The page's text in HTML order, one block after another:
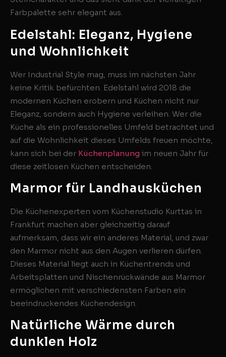
Farbpalette sehr elegant aus.
Edelstahl: Eleganz, Hygiene
und Wohnlichkeit
Wer Industrial Style mag, muss im nächsten Jahr
keine Kritik befürchten. Edelstahl wird 2018 die
modernen Küchen erobern und Küchen nicht nur
Eleganz, sondern auch Hygiene verleihen. Wer die
Küche als ein professionelles Umfeld betrachtet und
auf die Wohnlichkeit dieses Umfelds freuen möchte,
kann sich bei der Küchenplanung im neuen Jahr für
diese zeitlosen Küchen entscheiden.
Marmor für Landhausküchen
Die Küchenexperten vom Küchenstudio Kurttas in
Frankfurt machen aber gleichzeitig darauf
aufmerksam, dass wir ein anderes Material, und zwar
den Marmor nicht aus den Augen verlieren dürfen.
Dieses Material liegt auch in Küchentrends und
Arbeitsplatten und Nischenrückwände aus Marmor
ermöglichen mit verschiedensten Farben ein
beeindruckendes Küchendesign.
Natürliche Wärme durch
dunklen Holz